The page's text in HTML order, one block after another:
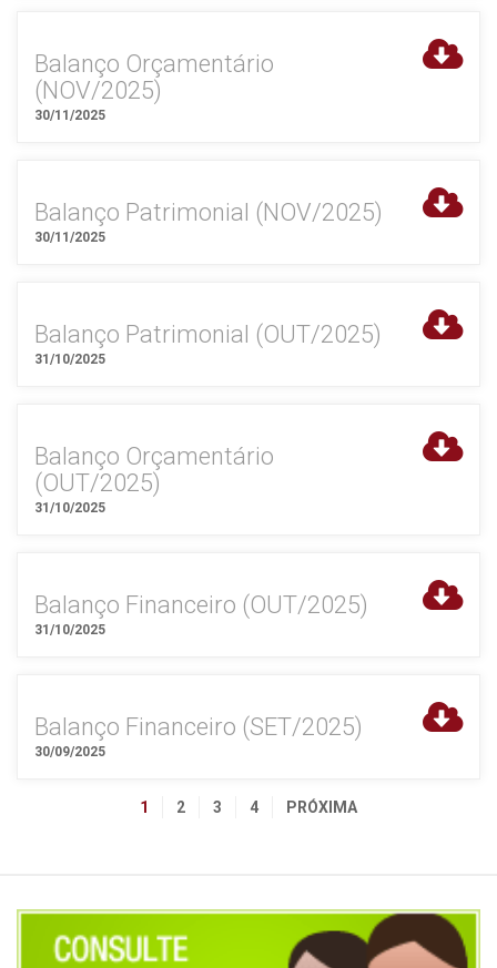
Balanço Orçamentário
(NOV/2025)
30/11/2025
Balanço Patrimonial (NOV/2025)
30/11/2025
Balanço Patrimonial (OUT/2025)
31/10/2025
Balanço Orçamentário
(OUT/2025)
31/10/2025
Balanço Financeiro (OUT/2025)
31/10/2025
Balanço Financeiro (SET/2025)
30/09/2025
1 2 3 4 PRÓXIMA